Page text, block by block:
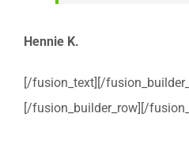
Hennie K.
[/fusion_text][/
[/fusion_builder_row][/